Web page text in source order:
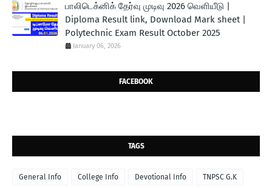
பாலிடெக்னிக் தேர்வு முடிவு 2026 வெளியீடு |
Diploma Result link, Download Mark sheet |
Polytechnic Exam Result October 2025
January 06, 2026
FACEBOOK
TAGS
General Info College Info Devotional Info TNPSC G.K